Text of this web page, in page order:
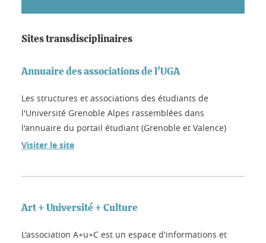
Sites transdisciplinaires
Annuaire des associations de l'UGA
Les structures et associations des étudiants de
l'Université Grenoble Alpes rassemblées dans
l'annuaire du portail étudiant (Grenoble et Valence)
Visiter le site
Art + Université + Culture
L'association A+u+C est un espace d'informations et